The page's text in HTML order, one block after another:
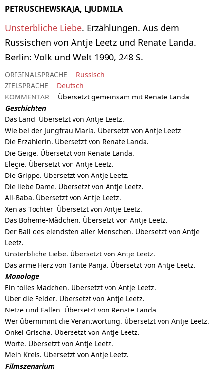
PETRUSCHEWSKAJA, LJUDMILA
Unsterbliche Liebe. Erzählungen. Aus dem
Russischen von Antje Leetz und Renate Landa.
Berlin: Volk und Welt 1990, 248 S.
ORIGINALSPRACHE
Russisch
ZIELSPRACHE
Deutsch
KOMMENTAR
Übersetzt gemeinsam mit Renate Landa
Geschichten
Das Land. Übersetzt von Antje Leetz.
Wie bei der Jungfrau Maria. Übersetzt von Antje Leetz.
Die Erzählerin. Übersetzt von Renate Landa.
Die Geige. Übersetzt von Renate Landa.
Elegie. Übersetzt von Antje Leetz.
Die Grippe. Übersetzt von Antje Leetz.
Die liebe Dame. Übersetzt von Antje Leetz.
Ali-Baba. Übersetzt von Antje Leetz.
Xenias Tochter. Übersetzt von Antje Leetz.
Das Boheme-Mädchen. Übersetzt von Antje Leetz.
Der Ball des elendsten aller Menschen. Übersetzt von Antje
Leetz.
Unsterbliche Liebe. Übersetzt von Antje Leetz.
Das arme Herz von Tante Panja. Übersetzt von Antje Leetz.
Monologe
Ein tolles Mädchen. Übersetzt von Antje Leetz.
Über die Felder. Übersetzt von Antje Leetz.
Netze und Fallen. Übersetzt von Renate Landa.
Wer übernimmt die Verantwortung. Übersetzt von Antje Leetz.
Onkel Grischa. Übersetzt von Antje Leetz.
Worte. Übersetzt von Antje Leetz.
Mein Kreis. Übersetzt von Antje Leetz.
Filmszenarium